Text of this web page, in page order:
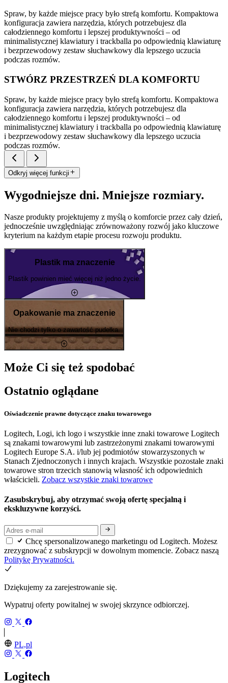
Spraw, by każde miejsce pracy było strefą komfortu. Kompaktowa
konfiguracja zawiera narzędzia, których potrzebujesz dla
całodziennego komfortu i lepszej produktywności – od
minimalistycznej klawiatury i trackballa po odpowiednią klawiaturę
i bezprzewodowy zestaw słuchawkowy dla lepszego uczucia
podczas rozmów.
STWÓRZ PRZESTRZEŃ DLA KOMFORTU
Spraw, by każde miejsce pracy było strefą komfortu. Kompaktowa
konfiguracja zawiera narzędzia, których potrzebujesz dla
całodziennego komfortu i lepszej produktywności – od
minimalistycznej klawiatury i trackballa po odpowiednią klawiaturę
i bezprzewodowy zestaw słuchawkowy dla lepszego uczucia
podczas rozmów.
Odkryj więcej funkcji
Wygodniejsze dni. Mniejsze rozmiary.
Nasze produkty projektujemy z myślą o komforcie przez cały dzień,
jednocześnie uwzględniając zrównoważony rozwój jako kluczowe
kryterium na każdym etapie procesu rozwoju produktu.
Plastik ma znaczenie
Plastik powinien mieć więcej niż jedno życie.
Opakowanie ma znaczenie
Nie chodzi tylko o zawartość pudełka.
Może Ci się też spodobać
Ostatnio oglądane
Oświadczenie prawne dotyczące znaku towarowego
Logitech, Logi, ich logo i wszystkie inne znaki towarowe Logitech
są znakami towarowymi lub zastrzeżonymi znakami towarowymi
Logitech Europe S.A. i/lub jej podmiotów stowarzyszonych w
Stanach Zjednoczonych i innych krajach. Wszystkie pozostałe znaki
towarowe stron trzecich stanowią własność ich odpowiednich
właścicieli. Zobacz wszystkie znaki towarowe
Zasubskrybuj, aby otrzymać swoją ofertę specjalną i
ekskluzywne korzyści.
Chcę spersonalizowanego marketingu od Logitech. Możesz
zrezygnować z subskrypcji w dowolnym momencie. Zobacz naszą
Politykę Prywatności.
Dziękujemy za zarejestrowanie się.
Wypatruj oferty powitalnej w swojej skrzynce odbiorczej.
PL,pl
Logitech